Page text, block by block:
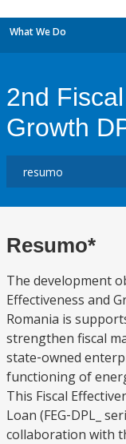
What We Do
2nd
Growth
Resumo*
The development
Effectiveness and
Romania is
strengthen fiscal
state‐owned
functioning of
This Fiscal
Loan (FEG‐DPL_
collaboration with